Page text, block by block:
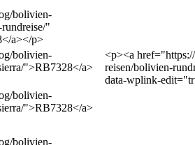
bolivien-
"
a></p>
bolivien-
">RB7328</a>
<p><a
reisen/bolivien-
data-wplink-
bolivien-
">RB7328</a>
bolivien-